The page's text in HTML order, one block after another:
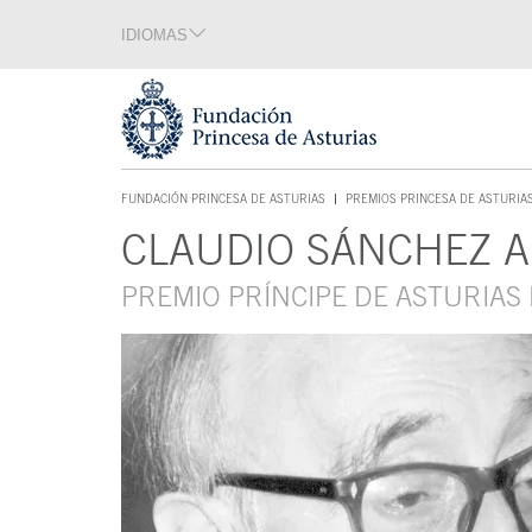
Tecla de acceso 1
IDIOMAS
FUNDACIÓN PRINCESA DE ASTURIAS
TECLA DE ACCESO 1
PREMIOS PRINCESA DE ASTURIAS
Contenido principalCLAUDIO SÁNCHEZ
PREMIO PRÍNCIPE DE